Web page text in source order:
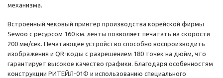
механизма.
Встроенный чековый принтер производства корейской фирмы
Sewoo с ресурсом 160 км. ленты позволяет печатать на скорости
200 мм/сек. Печатающее устройство способно воспроизводить
изображения и QR-коды с разрешением 180 точек на дюйм, что
гарантирует высокое качество графики. Благодаря особенностям
конструкции РИТЕЙЛ-01Ф и использованию специального